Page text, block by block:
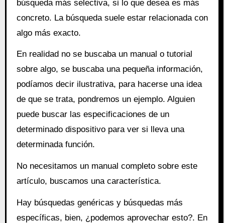
búsqueda más selectiva, si lo que desea es más
concreto. La búsqueda suele estar relacionada con
algo más exacto.
En realidad no se buscaba un manual o tutorial
sobre algo, se buscaba una pequeña información,
podíamos decir ilustrativa, para hacerse una idea
de que se trata, pondremos un ejemplo. Alguien
puede buscar las especificaciones de un
determinado dispositivo para ver si lleva una
determinada función.
No necesitamos un manual completo sobre este
artículo, buscamos una característica.
Hay búsquedas genéricas y búsquedas más
específicas, bien, ¿podemos aprovechar esto?. En